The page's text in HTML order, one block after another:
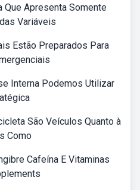
Que Apresenta Somente
Variáveis
Estão Preparados Para
Interna Podemos Utilizar
São Veículos Quanto à
Como
Cafeína E Vitaminas